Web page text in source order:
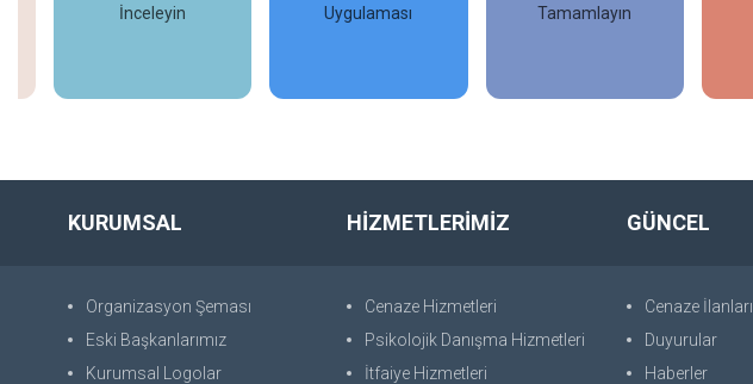
İnceleyin
Uygulaması
Tamamlayın
KURUMSAL
Organizasyon Şeması
Eski Başkanlarımız
Kurumsal Logolar
HİZMETLERİMİZ
Cenaze Hizmetleri
Psikolojik Danışma Hizmetleri
İtfaiye Hizmetleri
GÜNCEL
Cenaze İlanları
Duyurular
Haberler